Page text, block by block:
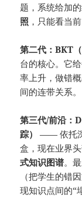
题，系统给加
照 ，只能看当
第二代：BKT
台的核心。它
率上升，做错
间的连带关系。
第三代/前沿：
踪）
—— 依托
盒，现在业界
式知识图谱。
（把学生的错
现知识点间的“